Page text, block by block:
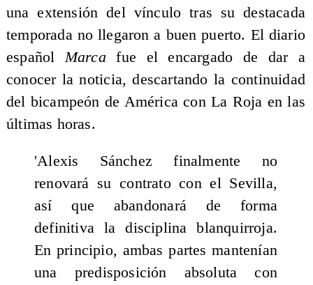
una extensión del vínculo tras su destacada
temporada no llegaron a buen puerto. El diario
español Marca fue el encargado de dar a
conocer la noticia, descartando la continuidad
del bicampeón de América con La Roja en las
últimas horas.
'Alexis Sánchez finalmente no
renovará su contrato con el Sevilla,
así que abandonará de forma
definitiva la disciplina blanquirroja.
En principio, ambas partes mantenían
una predisposición absoluta con